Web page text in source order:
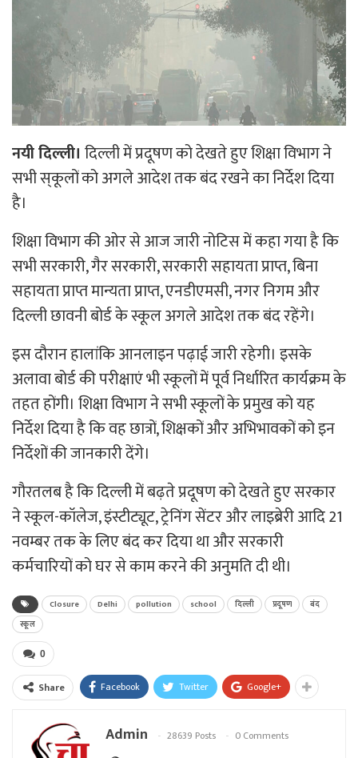
नयी दिल्ली। दिल्ली में प्रदूषण को देखते हुए शिक्षा विभाग ने
सभी स्­कूलों को अगले आदेश तक बंद रखने का निर्देश दिया
है।
शिक्षा विभाग की ओर से आज जारी नोटिस में कहा गया है कि
सभी सरकारी, गैर सरकारी, सरकारी सहायता प्राप्त, बिना
सहायता प्राप्त मान्यता प्राप्त, एनडीएमसी, नगर निगम और
दिल्ली छावनी बोर्ड के स्कूल अगले आदेश तक बंद रहेंगे।
इस दौरान हालांकि आनलाइन पढ़ाई जारी रहेगी। इसके
अलावा बोर्ड की परीक्षाएं भी स्कूलों में पूर्व निर्धारित कार्यक्रम के
तहत होंगी। शिक्षा विभाग ने सभी स्कूलों के प्रमुख को यह
निर्देश दिया है कि वह छात्रों, शिक्षकों और अभिभावकों को इन
निर्देशों की जानकारी देंगे।
गौरतलब है कि दिल्ली में बढ़ते प्रदूषण को देखते हुए सरकार
ने स्कूल-कॉलेज, इंस्टीट्यूट, ट्रेनिंग सेंटर और लाइब्रेरी आदि 21
नवम्बर तक के लिए बंद कर दिया था और सरकारी
कर्मचारियों को घर से काम करने की अनुमति दी थी।
Closure Delhi pollution school दिल्‍ली प्रदूषण
बंद
स्कूल
0
Share Facebook Twitter Google+
Admin 28639 Posts 0 Comments